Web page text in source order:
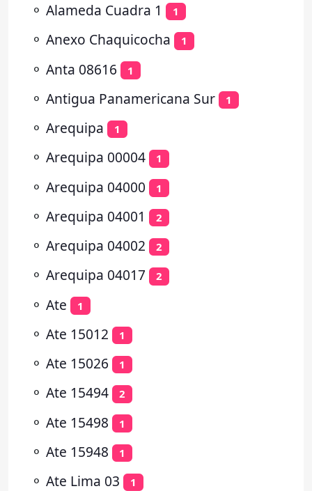
⚬ Alameda Cuadra 1 1
⚬ Anexo Chaquicocha 1
⚬ Anta 08616 1
⚬ Antigua Panamericana Sur 1
⚬ Arequipa 1
⚬ Arequipa 00004 1
⚬ Arequipa 04000 1
⚬ Arequipa 04001 2
⚬ Arequipa 04002 2
⚬ Arequipa 04017 2
⚬ Ate 1
⚬ Ate 15012 1
⚬ Ate 15026 1
⚬ Ate 15494 2
⚬ Ate 15498 1
⚬ Ate 15948 1
⚬ Ate Lima 03 1